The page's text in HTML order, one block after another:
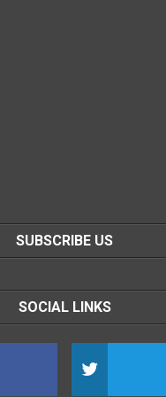
SUBSCRIBE US
SOCIAL LINKS